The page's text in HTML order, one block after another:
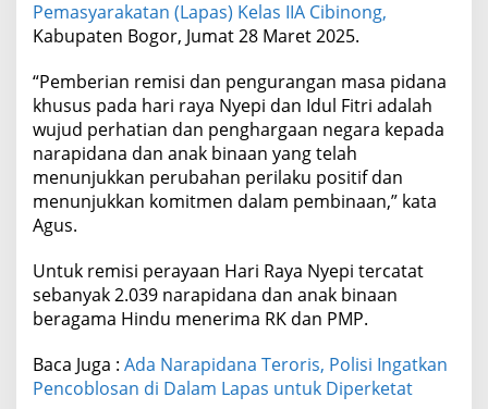
Pemasyarakatan (Lapas) Kelas IIA Cibinong,
Kabupaten Bogor, Jumat 28 Maret 2025.
“Pemberian remisi dan pengurangan masa pidana
khusus pada hari raya Nyepi dan Idul Fitri adalah
wujud perhatian dan penghargaan negara kepada
narapidana dan anak binaan yang telah
menunjukkan perubahan perilaku positif dan
menunjukkan komitmen dalam pembinaan,” kata
Agus.
Untuk remisi perayaan Hari Raya Nyepi tercatat
sebanyak 2.039 narapidana dan anak binaan
beragama Hindu menerima RK dan PMP.
Baca Juga : Ada Narapidana Teroris, Polisi Ingatkan
Pencoblosan di Dalam Lapas untuk Diperketat